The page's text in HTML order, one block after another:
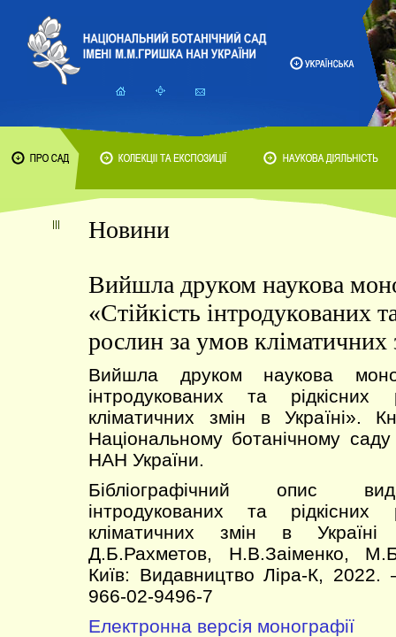
Новини
Вийшла друком наукова
«Стійкість інтродукованих
рослин за умов кліматичних
Вийшла друком наукова
інтродукованих та
кліматичних змін в Україні».
Національному ботанічному
НАН України.
Бібліографічний опис
інтродукованих та
кліматичних змін в
Д.Б.Рахметов, Н.В.Заіменко,
Київ: Видавництво Ліра-К,
966-02-9496-7
Електронна версія монографії